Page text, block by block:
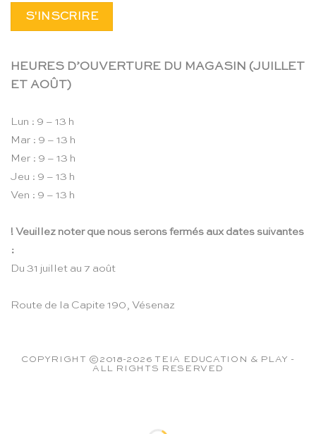
HEURES D’OUVERTURE DU MAGASIN (JUILLET
ET AOÛT)
Lun : 9 – 13 h
Mar : 9 – 13 h
Mer : 9 – 13 h
Jeu : 9 – 13 h
Ven : 9 – 13 h
! Veuillez noter que nous serons fermés aux dates suivantes
:
Du 31 juillet au 7 août
Route de la Capite 190, Vésenaz
COPYRIGHT ©2018-2026 TEIA EDUCATION & PLAY -
ALL RIGHTS RESERVED